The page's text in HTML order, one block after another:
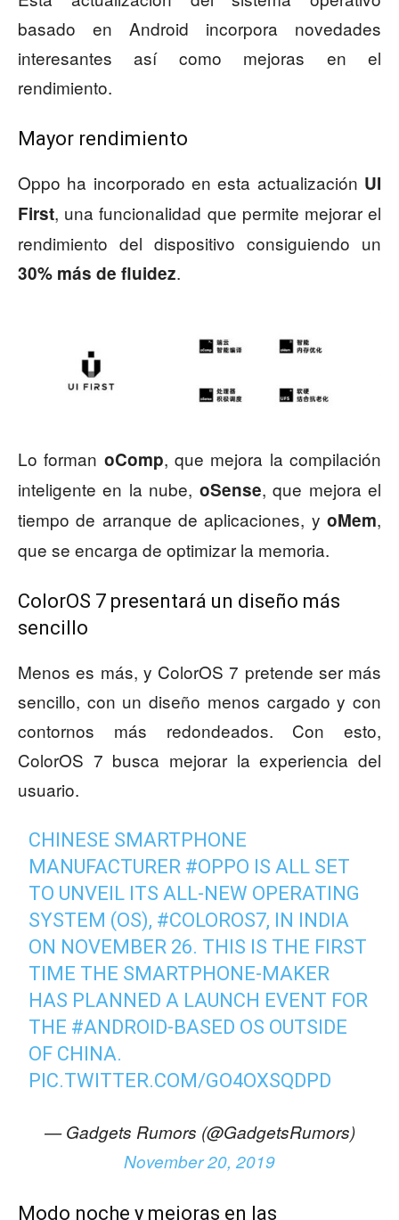
basado en Android incorpora novedades
interesantes así como mejoras en el
rendimiento.
Mayor rendimiento
Oppo ha incorporado en esta actualización UI
First, una funcionalidad que permite mejorar el
rendimiento del dispositivo consiguiendo un
30% más de fluidez.
Lo forman oComp, que mejora la compilación
inteligente en la nube, oSense, que mejora el
tiempo de arranque de aplicaciones, y oMem,
que se encarga de optimizar la memoria.
ColorOS 7 presentará un diseño más
sencillo
Menos es más, y ColorOS 7 pretende ser más
sencillo, con un diseño menos cargado y con
contornos más redondeados. Con esto,
ColorOS 7 busca mejorar la experiencia del
usuario.
CHINESE SMARTPHONE
MANUFACTURER #OPPO IS ALL SET
TO UNVEIL ITS ALL-NEW OPERATING
SYSTEM (OS), #COLOROS7, IN INDIA
ON NOVEMBER 26. THIS IS THE FIRST
TIME THE SMARTPHONE-MAKER
HAS PLANNED A LAUNCH EVENT FOR
THE #ANDROID-BASED OS OUTSIDE
OF CHINA.
PIC.TWITTER.COM/GO4OXSQDPD
— Gadgets Rumors (@GadgetsRumors)
November 20, 2019
Modo noche y mejoras en las